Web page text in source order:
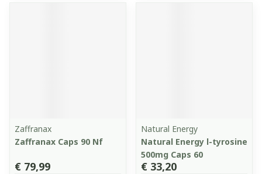
Zaffranax
Zaffranax Caps 90 Nf
€ 79,99
Natural Energy
Natural Energy l-tyrosine
500mg Caps 60
€ 33,20